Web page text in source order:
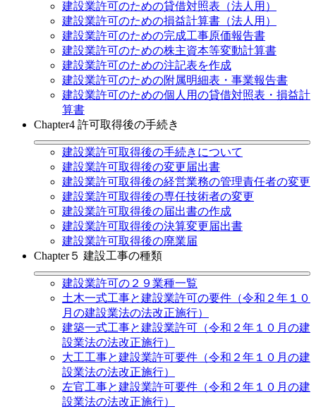
建設業許可のための貸借対照表（法人用）
建設業許可のための損益計算書（法人用）
建設業許可のための完成工事原価報告書
建設業許可のための株主資本等変動計算書
建設業許可のための注記表を作成
建設業許可のための附属明細表・事業報告書
建設業許可のための個人用の貸借対照表・損益計
算書
Chapter4 許可取得後の手続き
建設業許可取得後の手続きについて
建設業許可取得後の変更届出書
建設業許可取得後の経営業務の管理責任者の変更
建設業許可取得後の専任技術者の変更
建設業許可取得後の届出書の作成
建設業許可取得後の決算変更届出書
建設業許可取得後の廃業届
Chapter５ 建設工事の種類
建設業許可の２９業種一覧
土木一式工事と建設業許可の要件（令和２年１０
月の建設業法の法改正施行）
建築一式工事と建設業許可（令和２年１０月の建
設業法の法改正施行）
大工工事と建設業許可要件（令和２年１０月の建
設業法の法改正施行）
左官工事と建設業許可要件（令和２年１０月の建
設業法の法改正施行）